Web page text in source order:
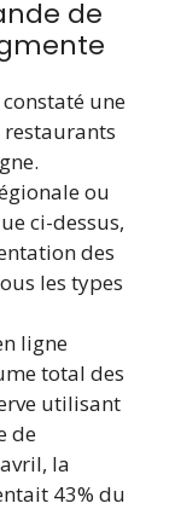
de
une
ou
ci-dessus,
des
les types
ligne
total des
utilisant
de
la
43% du